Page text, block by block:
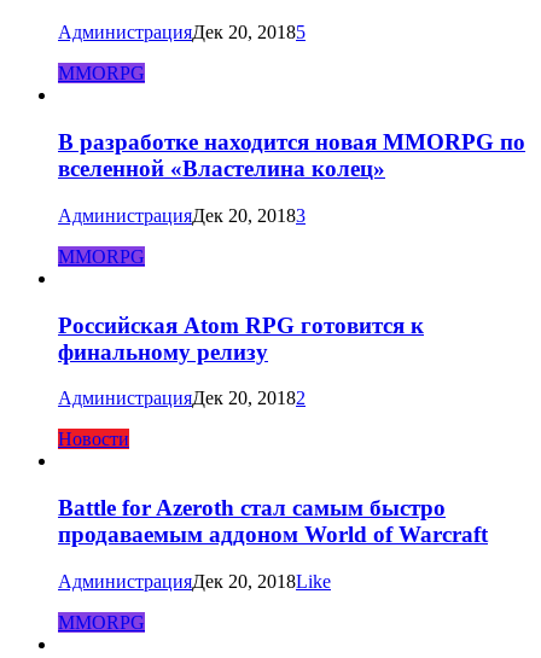
АдминистрацияДек 20, 20185
MMORPG
В разработке находится новая MMORPG по
вселенной «Властелина колец»
АдминистрацияДек 20, 20183
MMORPG
Российская Atom RPG готовится к
финальному релизу
АдминистрацияДек 20, 20182
Новости
Battle for Azeroth стал самым быстро
продаваемым аддоном World of Warcraft
АдминистрацияДек 20, 2018Like
MMORPG